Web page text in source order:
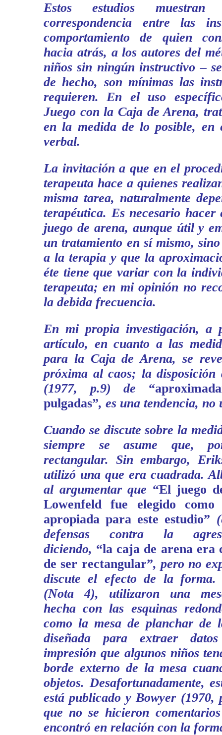
Estos estudios
correspondencia entre las
comportamiento de quien
hacia atrás, a los autores del
niños sin ningún instructivo –
de hecho, son mínimas las
requieren. En el uso
Juego con la Caja de Arena,
en la medida de lo posible,
verbal.
La invitación a que en el
terapeuta hace a quienes
misma tarea, naturalmente
terapéutica. Es necesario hacer
juego de arena, aunque útil y
un tratamiento en sí mismo,
a la terapia y que la
éte tiene que variar con la
terapeuta; en mi opinión no
la debida frecuencia.
En mi propia investigación, a
artículo, en cuanto a las
para la Caja de Arena, se
próxima al caos; la disposición
(1977, p.9) de
pulgadas”, es una tendencia, no
Cuando se discute sobre la
siempre se asume que,
rectangular. Sin embargo,
utilizó una que era cuadrada.
al argumentar que “El juego
Lowenfeld fue elegido
apropiada para este estudio”
defensas contra la
diciendo, “la caja de arena
de ser rectangular”, pero no
discute el efecto de la forma.
(Nota 4), utilizaron una
hecha con las esquinas
como la mesa de planchar de
diseñada para extraer
impresión que algunos niños
borde externo de la mesa
objetos. Desafortunadamente,
está publicado y Bowyer (1970,
que no se hicieron
encontró en relación con la